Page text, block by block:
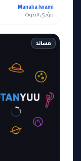
Manaka Iwami
مؤدي الصوت
مساند